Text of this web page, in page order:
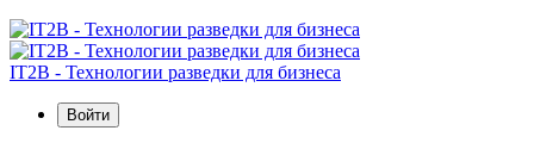
IT2B - Технологии разведки для бизнеса
Войти